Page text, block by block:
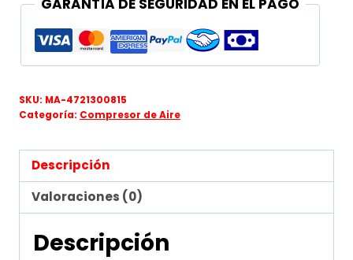
SKU: MA-4721300815
Categoría: Compresor de Aire
Descripción
Valoraciones (0)
Descripción